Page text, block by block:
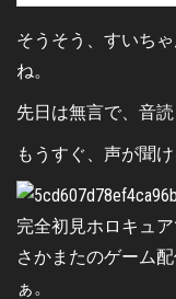
そうそう、すいち
ね。
先日は無言で、音
もうすぐ、声が聞
さかまたのゲーム
ぁ。